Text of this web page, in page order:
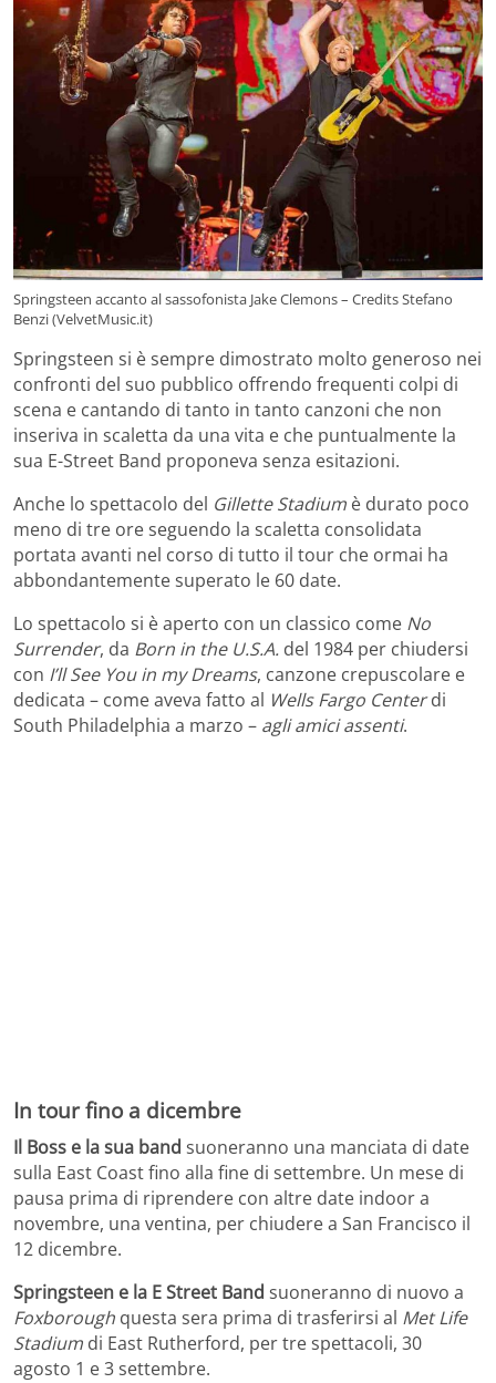
Springsteen accanto al sassofonista Jake Clemons – Credits Stefano
Benzi (VelvetMusic.it)
Springsteen si è sempre dimostrato molto generoso nei
confronti del suo pubblico offrendo frequenti colpi di
scena e cantando di tanto in tanto canzoni che non
inseriva in scaletta da una vita e che puntualmente la
sua E-Street Band proponeva senza esitazioni.
Anche lo spettacolo del Gillette Stadium è durato poco
meno di tre ore seguendo la scaletta consolidata
portata avanti nel corso di tutto il tour che ormai ha
abbondantemente superato le 60 date.
Lo spettacolo si è aperto con un classico come No
Surrender, da Born in the U.S.A. del 1984 per chiudersi
con I’ll See You in my Dreams, canzone crepuscolare e
dedicata – come aveva fatto al Wells Fargo Centerdi
South Philadelphia a marzo – agli amici assenti.
In tour fino a dicembre
Il Boss e la sua band suoneranno una manciata di date
sulla East Coast fino alla fine di settembre. Un mese di
pausa prima di riprendere con altre date indoor a
novembre, una ventina, per chiudere a San Francisco il
12 dicembre.
Springsteen e la E Street Band suoneranno di nuovo a
Foxborough questa sera prima di trasferirsi al Met Life
Stadium di East Rutherford, per tre spettacoli, 30
agosto 1 e 3 settembre.